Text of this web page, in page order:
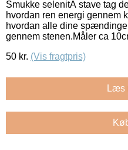
Smukke selenitÂ stave tag
hvordan ren energi gennem
hvordan alle dine
gennem stenen.Måler ca
50 kr. (Vis fragtpris)
Læs